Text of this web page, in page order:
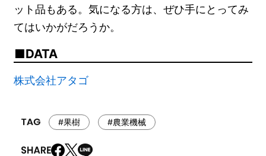
ット品もある。気になる方は、ぜひ手にとってみ
てはいかがだろうか。
DATA
株式会社アタゴ
#果樹 #農業機械